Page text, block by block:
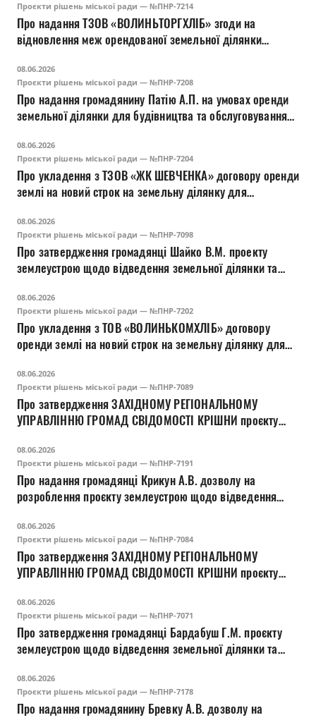
Проєкти рішень міської ради — №ПНР-7214
Про надання ТЗОВ «ВОЛИНЬТОРГХЛІБ» згоди на
відновлення меж орендованої земельної ділянки
Луцьку
08.06.2026
Проєкти рішень міської ради — №ПНР-7208
Про надання громадянину Патію А.П. на умовах оренди
земельної ділянки для будівництва та обслуговування
м. Луцьку
08.06.2026
Проєкти рішень міської ради — №ПНР-7204
Про укладення з ТЗОВ «ЖК ШЕВЧЕНКА» договору оренди
землі на новий строк на земельну ділянку для
будинку з вбудовано-прибудованими нежитловими
приміщеннями (03.15) на вул. Шевченка, 11-А у м.
Луцьку
08.06.2026
Проєкти рішень міської ради — №ПНР-7098
Про затвердження громадянці Шайко В.М. проекту
землеустрою щодо відведення земельної ділянки та
обслуговування адміністративних будинків, офісних
будівель компаній, які займаються підприємницькою
діяльністю, пов’язаною з отриманням прибутку (03.10)
на вул. Святогірській, 10/1 у м. Луцьку
08.06.2026
Проєкти рішень міської ради — №ПНР-7202
Про укладення з ТОВ «ВОЛИНЬКОМХЛІБ» договору
оренди землі на новий строк на земельну ділянку для
будинку з вбудовано-прибудованими нежитловими
приміщеннями (03.15) на вул. Шевченка, 13 у м. Луцьку
08.06.2026
Проєкти рішень міської ради — №ПНР-7089
Про затвердження ЗАХІДНОМУ РЕГІОНАЛЬНОМУ
УПРАВЛІННЮ ГРОМАД СВІДОМОСТІ КРІШНИ проєкту
зміну її цільового призначення для будівництва та
обслуговування будівель громадських та релігійних
організацій (03.04) на вул. Олександра Богачука, 43 у м.
Луцьку
08.06.2026
Проєкти рішень міської ради — №ПНР-7191
Про надання громадянці Крикун А.В. дозволу на
розроблення проєкту землеустрою щодо відведення
складського приміщення (11.02) на вул. Ранковій, 26 у
м. Луцьку
08.06.2026
Проєкти рішень міської ради — №ПНР-7084
Про затвердження ЗАХІДНОМУ РЕГІОНАЛЬНОМУ
УПРАВЛІННЮ ГРОМАД СВІДОМОСТІ КРІШНИ проєкту
зміну її цільового призначення для будівництва та
обслуговування будівель громадських та релігійних
організацій (03.04) на вул. Олександра Богачука, 41 у м.
Луцьку
08.06.2026
Проєкти рішень міської ради — №ПНР-7071
Про затвердження громадянці Бардабуш Г.М. проєкту
землеустрою щодо відведення земельної ділянки та
обслуговування адміністративних будинків, офісних
будівель компаній, які займаються підприємницькою
діяльністю, пов'язаною з отриманням прибутку (03.10)
08.06.2026
Проєкти рішень міської ради — №ПНР-7178
Про надання громадянину Бревку А.В. дозволу на